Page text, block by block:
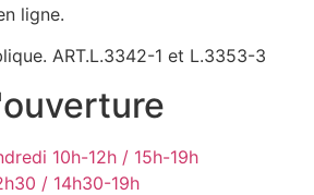
ligne.
ART.L.3342-1 et L.3353-3
10h-12h / 15h-19h
/ 14h30-19h